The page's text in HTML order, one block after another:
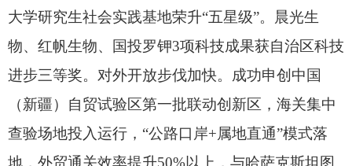
大学研究生社会实践基地荣升“五星级”。
晨光生
物、 红帆生物、
国投罗钾3项科技成果获自治区科技
进步三等奖。 对外开放步伐加快。 成功申创中国
（新疆）自贸试验区第一批联动创新区， 海关集中
查验场地投入运行， “公路口岸+属地直通”模式落
地， 外贸通关效率提升50%以上， 与哈萨克斯坦图